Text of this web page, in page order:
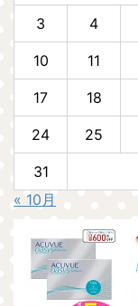
3 4
10 11
17 18
24 25
31
« 10月